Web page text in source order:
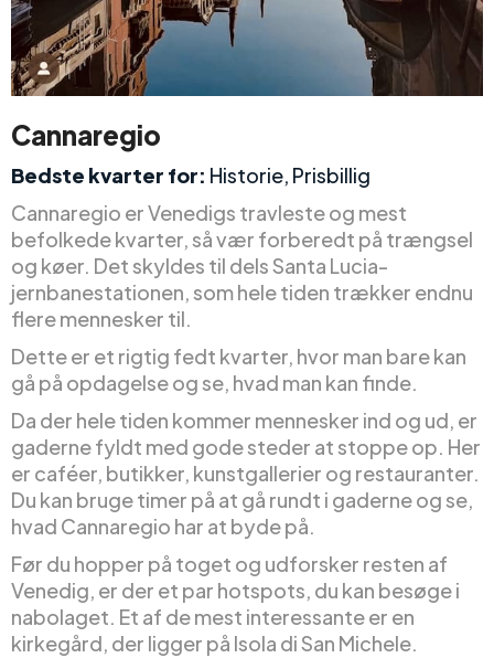
Cannaregio
Bedste kvarter for: Historie, Prisbillig
Cannaregio er Venedigs travleste og mest
befolkede kvarter, så vær forberedt på trængsel
og køer. Det skyldes til dels Santa Lucia-
jernbanestationen, som hele tiden trækker endnu
flere mennesker til.
Dette er et rigtig fedt kvarter, hvor man bare kan
gå på opdagelse og se, hvad man kan finde.
Da der hele tiden kommer mennesker ind og ud, er
gaderne fyldt med gode steder at stoppe op. Her
er caféer, butikker, kunstgallerier og restauranter.
Du kan bruge timer på at gå rundt i gaderne og se,
hvad Cannaregio har at byde på.
Før du hopper på toget og udforsker resten af
Venedig, er der et par hotspots, du kan besøge i
nabolaget. Et af de mest interessante er en
kirkegård, der ligger på Isola di San Michele.